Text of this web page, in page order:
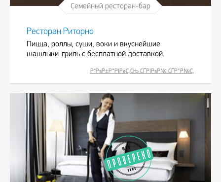
Семейный ресторан-бар
Ресторан Риторно
Пицца, роллы, суши, воки и вкуснейшие
шашлыки-гриль с бесплатной доставкой.
Р”РѕР±Р°РІРёС‚СЊ СЃРІРѕР№ СЃР°Р№С‚